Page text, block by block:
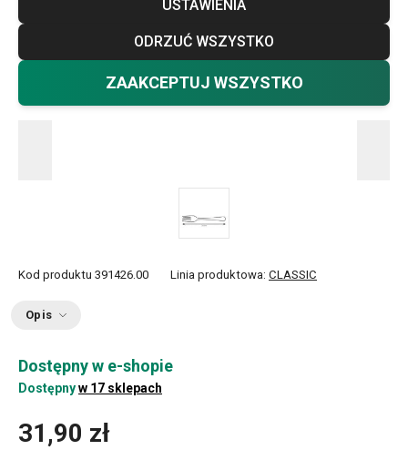
USTAWIENIA
ODRZUĆ WSZYSTKO
ZAAKCEPTUJ WSZYSTKO
Kod produktu 391426.00 Linia produktowa: CLASSIC
Opis
Dostępny w e-shopie
Dostępnyw 17 sklepach
31,90 zł